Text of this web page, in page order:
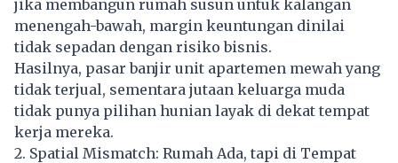
jika membangun rumah susun untuk kalangan
menengah-bawah, margin keuntungan dinilai
tidak sepadan dengan risiko bisnis.
Hasilnya, pasar banjir unit apartemen mewah yang
tidak terjual, sementara jutaan keluarga muda
tidak punya pilihan hunian layak di dekat tempat
kerja mereka.
2. Spatial Mismatch: Rumah Ada, tapi di Tempat